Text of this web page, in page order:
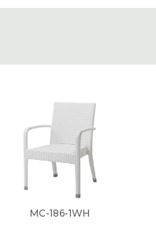
MC-186-1WH